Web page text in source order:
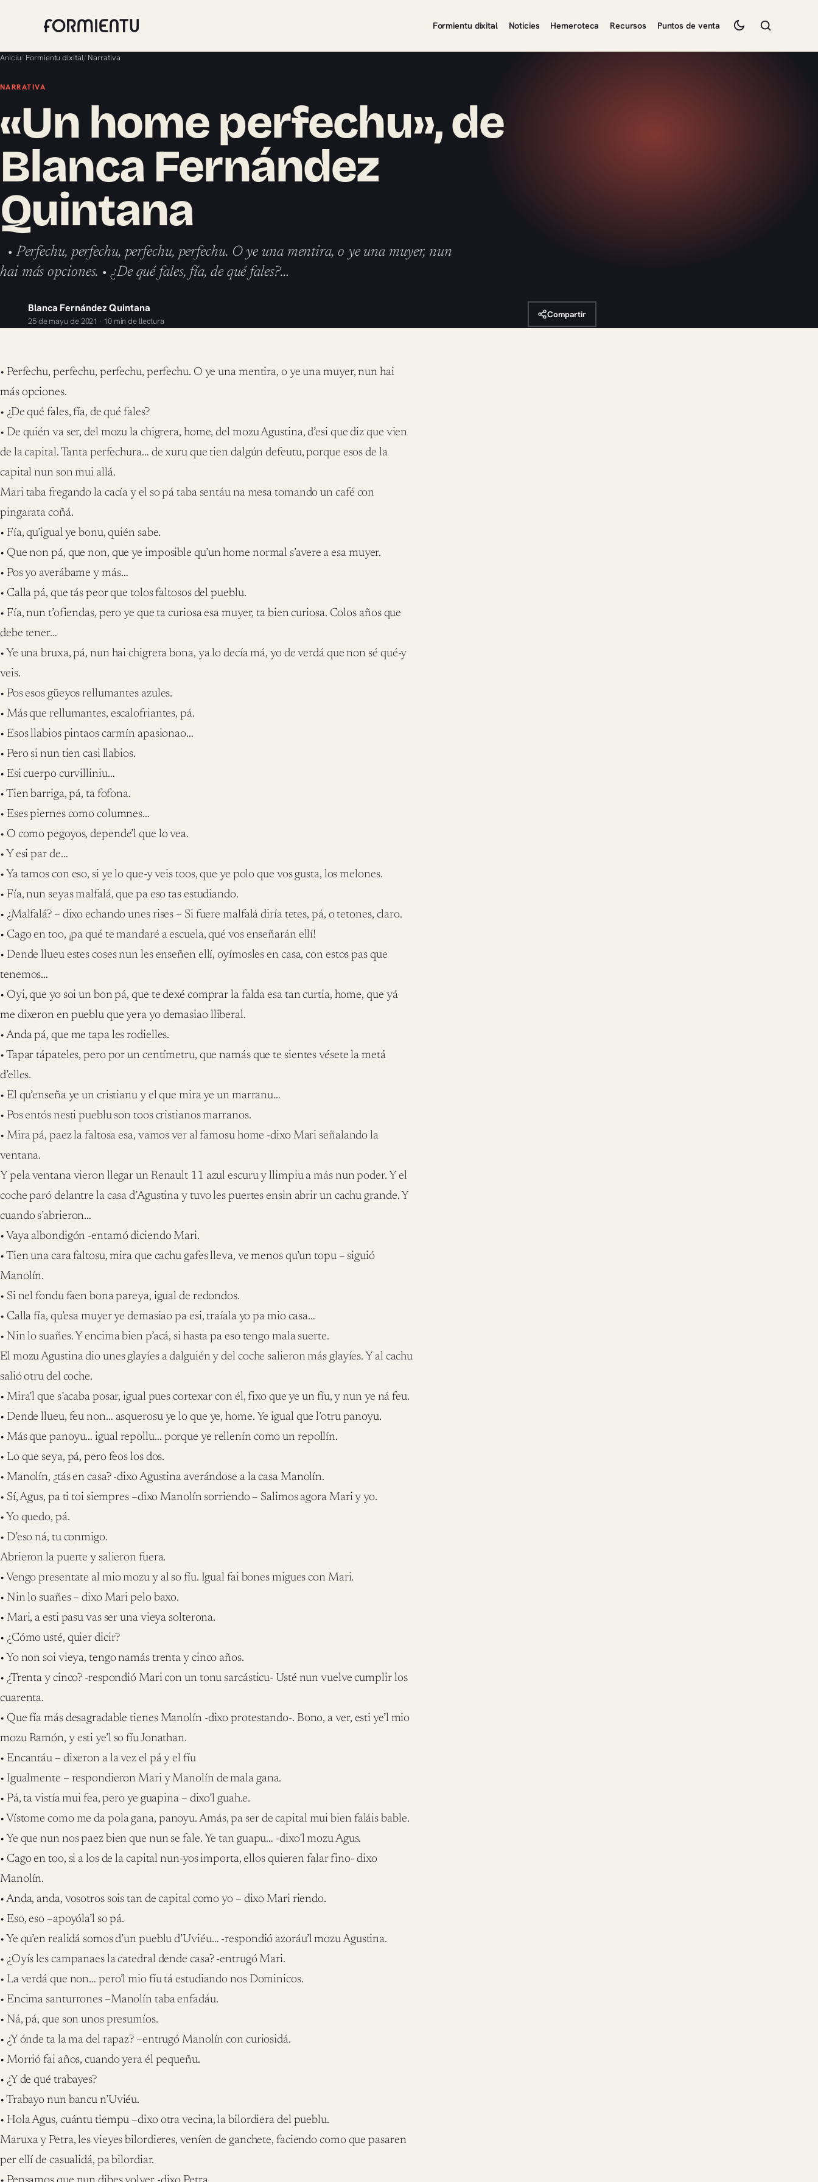
Formientu dixital Noticies Hemeroteca Recursos Puntos de venta
Aniciu/ Formientu dixital/ Narrativa
NARRATIVA
«Un home perfechu», de
Blanca Fernández
Quintana
• Perfechu, perfechu, perfechu, perfechu. O ye una mentira, o ye una muyer, nun
hai más opciones. • ¿De qué fales, fía, de qué fales?…
Blanca Fernández Quintana
25 de mayu de 2021 · 10 min de llectura
Compartir
• Perfechu, perfechu, perfechu, perfechu. O ye una mentira, o ye una muyer, nun hai
más opciones.
• ¿De qué fales, fía, de qué fales?
• De quién va ser, del mozu la chigrera, home, del mozu Agustina, d’esi que diz que vien
de la capital. Tanta perfechura… de xuru que tien dalgún defeutu, porque esos de la
capital nun son mui allá.
Mari taba fregando la cacía y el so pá taba sentáu na mesa tomando un café con
pingarata coñá.
• Fía, qu’igual ye bonu, quién sabe.
• Que non pá, que non, que ye imposible qu’un home normal s’avere a esa muyer.
• Pos yo averábame y más…
• Calla pá, que tás peor que tolos faltosos del pueblu.
• Fía, nun t’ofiendas, pero ye que ta curiosa esa muyer, ta bien curiosa. Colos años que
debe tener…
• Ye una bruxa, pá, nun hai chigrera bona, ya lo decía má, yo de verdá que non sé qué-y
veis.
• Pos esos güeyos rellumantes azules.
• Más que rellumantes, escalofriantes, pá.
• Esos llabios pintaos carmín apasionao…
• Pero si nun tien casi llabios.
• Esi cuerpo curvilliniu…
• Tien barriga, pá, ta fofona.
• Eses piernes como columnes…
• O como pegoyos, depende’l que lo vea.
• Y esi par de…
• Ya tamos con eso, si ye lo que-y veis toos, que ye polo que vos gusta, los melones.
• Fía, nun seyas malfalá, que pa eso tas estudiando.
• ¿Malfalá? – dixo echando unes rises – Si fuere malfalá diría tetes, pá, o tetones, claro.
• Cago en too, ¡pa qué te mandaré a escuela, qué vos enseñarán ellí!
• Dende llueu estes coses nun les enseñen ellí, oyímosles en casa, con estos pas que
tenemos…
• Oyi, que yo soi un bon pá, que te dexé comprar la falda esa tan curtia, home, que yá
me dixeron en pueblu que yera yo demasiao lliberal.
• Anda pá, que me tapa les rodielles.
• Tapar tápateles, pero por un centímetru, que namás que te sientes vésete la metá
d’elles.
• El qu’enseña ye un cristianu y el que mira ye un marranu…
• Pos entós nesti pueblu son toos cristianos marranos.
• Mira pá, paez la faltosa esa, vamos ver al famosu home -dixo Mari señalando la
ventana.
Y pela ventana vieron llegar un Renault 11 azul escuru y llimpiu a más nun poder. Y el
coche paró delantre la casa d’Agustina y tuvo les puertes ensin abrir un cachu grande. Y
cuando s’abrieron…
• Vaya albondigón -entamó diciendo Mari.
• Tien una cara faltosu, mira que cachu gafes lleva, ve menos qu’un topu – siguió
Manolín.
• Si nel fondu faen bona pareya, igual de redondos.
• Calla fía, qu’esa muyer ye demasiao pa esi, traíala yo pa mio casa…
• Nin lo suañes. Y encima bien p’acá, si hasta pa eso tengo mala suerte.
El mozu Agustina dio unes glayíes a dalguién y del coche salieron más glayíes. Y al cachu
salió otru del coche.
• Mira’l que s’acaba posar, igual pues cortexar con él, fixo que ye un fíu, y nun ye ná feu.
• Dende llueu, feu non… asquerosu ye lo que ye, home. Ye igual que l’otru panoyu.
• Más que panoyu… igual repollu… porque ye rellenín como un repollín.
• Lo que seya, pá, pero feos los dos.
• Manolín, ¿tás en casa? -dixo Agustina averándose a la casa Manolín.
• Sí, Agus, pa ti toi siempres –dixo Manolín sorriendo – Salimos agora Mari y yo.
• Yo quedo, pá.
• D’eso ná, tu conmigo.
Abrieron la puerte y salieron fuera.
• Vengo presentate al mio mozu y al so fíu. Igual fai bones migues con Mari.
• Nin lo suañes – dixo Mari pelo baxo.
• Mari, a esti pasu vas ser una vieya solterona.
• ¿Cómo usté, quier dicir?
• Yo non soi vieya, tengo namás trenta y cinco años.
• ¿Trenta y cinco? -respondió Mari con un tonu sarcásticu- Usté nun vuelve cumplir los
cuarenta.
• Que fía más desagradable tienes Manolín -dixo protestando-. Bono, a ver, esti ye’l mio
mozu Ramón, y esti ye’l so fíu Jonathan.
• Encantáu – dixeron a la vez el pá y el fíu
• Igualmente – respondieron Mari y Manolín de mala gana.
• Pá, ta vistía mui fea, pero ye guapina – dixo’l guah.e.
• Vístome como me da pola gana, panoyu. Amás, pa ser de capital mui bien faláis bable.
• Ye que nun nos paez bien que nun se fale. Ye tan guapu… -dixo’l mozu Agus.
• Cago en too, si a los de la capital nun-yos importa, ellos quieren falar fino- dixo
Manolín.
• Anda, anda, vosotros sois tan de capital como yo – dixo Mari riendo.
• Eso, eso –apoyóla’l so pá.
• Ye qu’en realidá somos d’un pueblu d’Uviéu… -respondió azoráu’l mozu Agustina.
• ¿Oyís les campanaes la catedral dende casa? -entrugó Mari.
• La verdá que non… pero’l mio fíu tá estudiando nos Dominicos.
• Encima santurrones –Manolín taba enfadáu.
• Ná, pá, que son unos presumíos.
• ¿Y ónde ta la ma del rapaz? –entrugó Manolín con curiosidá.
• Morrió fai años, cuando yera él pequeñu.
• ¿Y de qué trabayes?
• Trabayo nun bancu n’Uviéu.
• Hola Agus, cuántu tiempu –dixo otra vecina, la bilordiera del pueblu.
Maruxa y Petra, les vieyes bilordieres, veníen de ganchete, faciendo como que pasaren
per ellí de casualidá, pa bilordiar.